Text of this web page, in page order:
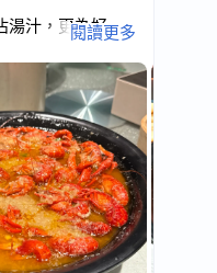
湯汁，更為好
入口。除此之
口
而論，龍蝦不大
閱讀更多